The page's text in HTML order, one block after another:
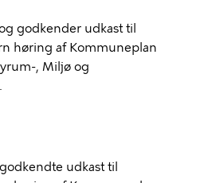
godkender udkast til
høring af Kommuneplan
, Miljø og
udkast til